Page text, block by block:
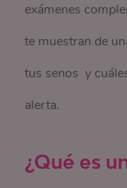
exámenes
te muestran de
tus senos y
alerta.
¿Qué es